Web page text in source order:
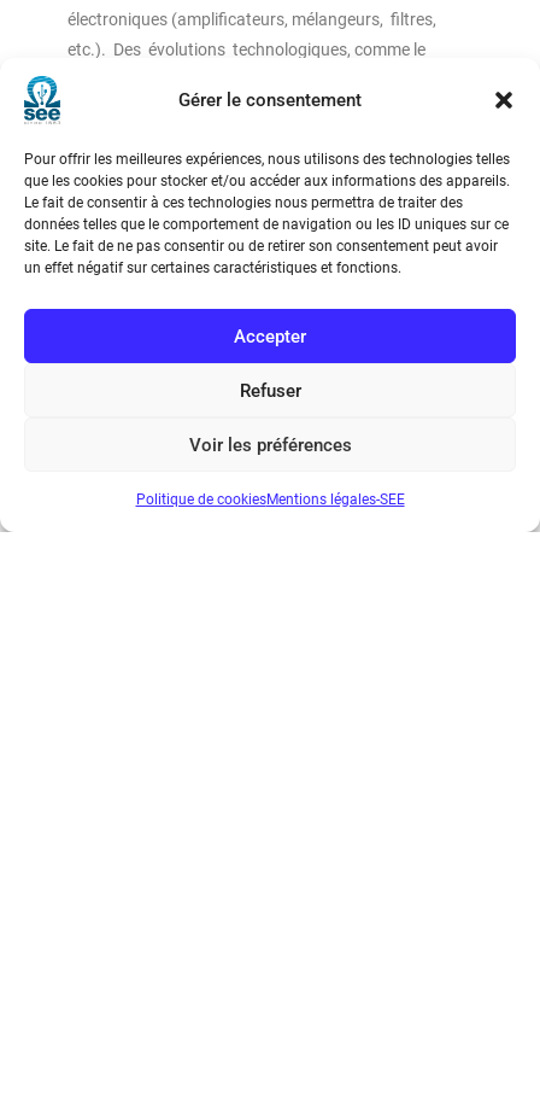
Gérer le consentement
Pour offrir les meilleures expériences, nous utilisons des technologies telles
que les cookies pour stocker et/ou accéder aux informations des appareils.
Le fait de consentir à ces technologies nous permettra de traiter des
données telles que le comportement de navigation ou les ID uniques sur ce
site. Le fait de ne pas consentir ou de retirer son consentement peut avoir
un effet négatif sur certaines caractéristiques et fonctions.
Accepter
Refuser
Voir les préférences
Politique de cookiesMentions légales-SEE
électroniques (ampliﬁcateurs, mélangeurs, ﬁltres,
etc.). Des évolutions technologiques, comme le
d’augmenter les performances, mais en restant
électroniques discrets. C’est sur ce dernier
point qu’intervient la rupture de la radio logicielle. En
effet, l’évolution phénoménale des technologies
numériques pendant les années 1980 a permis de
bande de base ont commencé à être exécutés et
regroupés dans des circuits intégrés numériques.
idées principales sont que le circuit de traitement est
traitements jusque-là assurés en analogique par